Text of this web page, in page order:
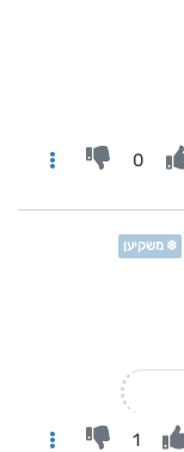
0
❄️ משקיען
1